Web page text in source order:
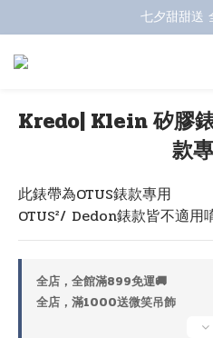
七夕甜甜送
七夕甜甜送
指定商品再折100；
Kredo| Klein 矽膠
款
此錶帶為OTUS錶款專用
OTUS²/ Dedon錶款皆不適用
全店，全館滿899免運🚚
全店，滿1000送微笑吊飾